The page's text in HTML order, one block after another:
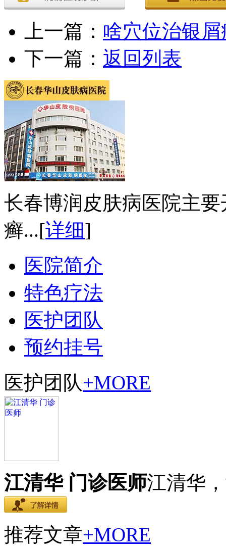
上一篇： 啥穴位治银屑
下一篇： 返回列表
长春博润皮肤病医院主
癣...[详细]
医院简介
特色疗法
医护团队
预约挂号
医护团队+MORE
江清华 门诊医师江清华
推荐文章+MORE